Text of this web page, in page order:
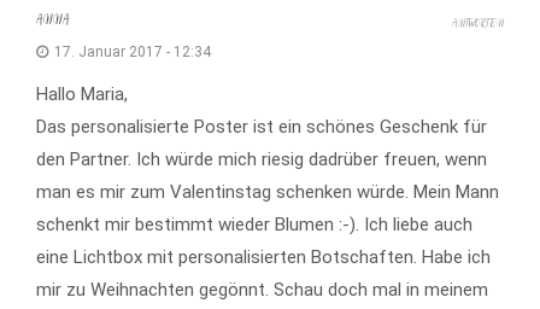
ANNA
17. Januar 2017 - 12:34
Hallo Maria,
Das personalisierte Poster ist ein schönes Geschenk für
den Partner. Ich würde mich riesig dadrüber freuen, wenn
man es mir zum Valentinstag schenken würde. Mein Mann
schenkt mir bestimmt wieder Blumen :-). Ich liebe auch
eine Lichtbox mit personalisierten Botschaften. Habe ich
mir zu Weihnachten gegönnt. Schau doch mal in meinem
ANTWORTEN